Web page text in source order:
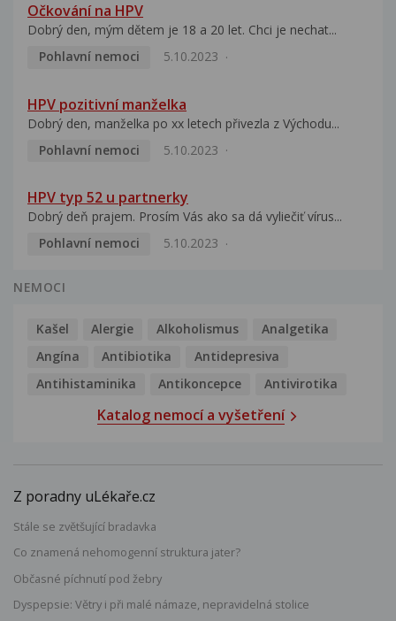
Očkování na HPV
Dobrý den, mým dětem je 18 a 20 let. Chci je nechat...
Pohlavní nemoci
5.10.2023
HPV pozitivní manželka
Dobrý den, manželka po xx letech přivezla z Východu...
Pohlavní nemoci
5.10.2023
HPV typ 52 u partnerky
Dobrý deň prajem. Prosím Vás ako sa dá vyliečiť vírus...
Pohlavní nemoci
5.10.2023
NEMOCI
Kašel Alergie Alkoholismus
Analgetika
Angína
Antibiotika
Antidepresiva
Antihistaminika
Antikoncepce Antivirotika
Katalog nemocí a vyšetření
Z poradny uLékaře.cz
Stále se zvětšující bradavka
Co znamená nehomogenní struktura jater?
Občasné píchnutí pod žebry
Dyspepsie: Větry i při malé námaze, nepravidelná stolice